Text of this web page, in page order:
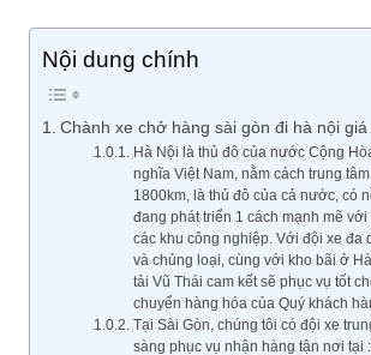
Nội dung chính
Chành xe chở hàng sài gòn đi hà nội giá
Hà Nội là thủ đô của nước Cộng
nghĩa Việt Nam, nằm cách trung
1800km, là thủ đô của cả nước, có
đang phát triển 1 cách mạnh mẽ với
các khu công nghiệp. Với đội xe đa
và chủng loại, cùng với kho bãi ở
tải Vũ Thái cam kết sẽ phục vụ tốt
chuyển hàng hóa của Quý khách
Tại Sài Gòn, chúng tôi có đội xe
sàng phục vụ nhận hàng tận nơi tại :